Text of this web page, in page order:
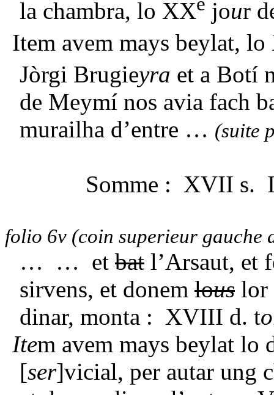
la chambra, lo XX
jour
Item avem mays beylat,
Jòrgi Brugieyra et a Botí
de Meymí nos avia fach
murailha d’entre … (suite
Somme : XVII s.
folio 6v (coin superieur gauche
… … et bat l’Arsaut,
sirvens, et donem lous
dinar, monta : XVIII d. t
Item avem mays beylat lo
[ser]vicial, per autar ung